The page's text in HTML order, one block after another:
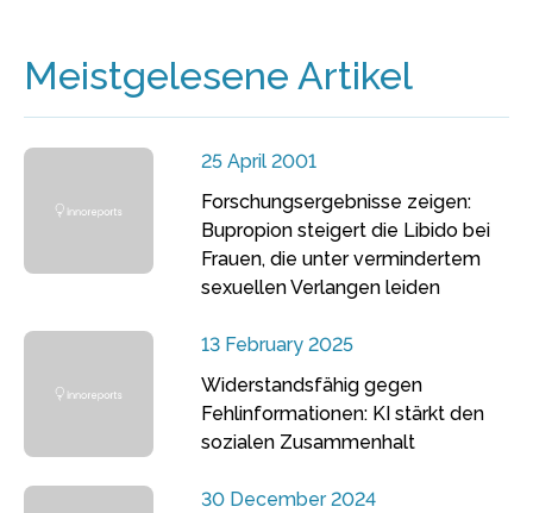
Meistgelesene Artikel
25 April 2001
Forschungsergebnisse zeigen:
Bupropion steigert die Libido bei
Frauen, die unter vermindertem
sexuellen Verlangen leiden
13 February 2025
Widerstandsfähig gegen
Fehlinformationen: KI stärkt den
sozialen Zusammenhalt
30 December 2024